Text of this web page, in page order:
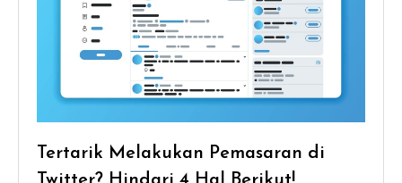
Tertarik Melakukan Pemasaran di